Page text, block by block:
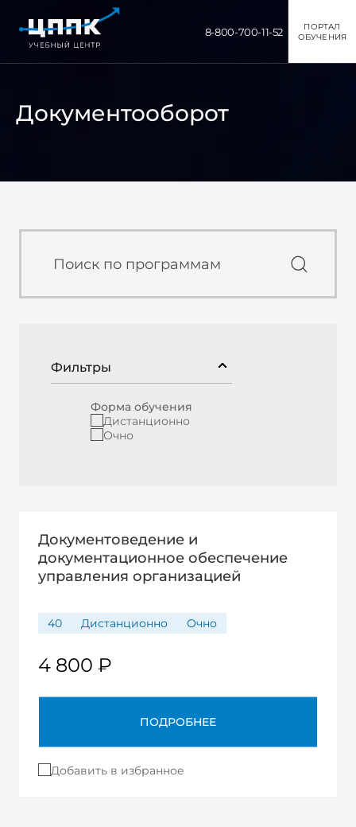
8-800-700-11-52
ПОРТАЛ
ОБУЧЕНИЯ
Документооборот
Фильтры
Форма обучения
Дистанционно
Очно
Документоведение и
документационное обеспечение
управления организацией
40 Дистанционно Очно
4 800 ₽
ПОДРОБНЕЕ
Добавить в избранное